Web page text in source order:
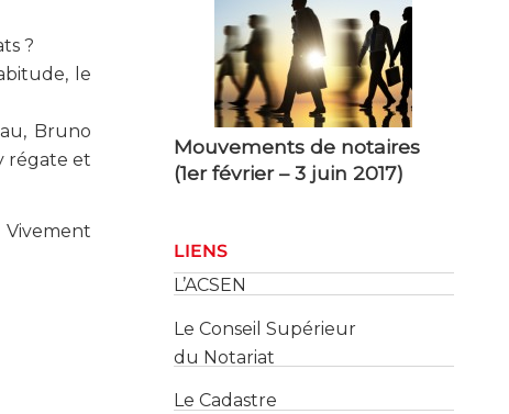
?
le
Bruno
régate et
Mouvements de notaires
(1er février – 3 juin 2017)
LIENS
Le Conseil Supérieur
du Notariat
Le Cadastre
Les Services des Impôts
des Entreprises